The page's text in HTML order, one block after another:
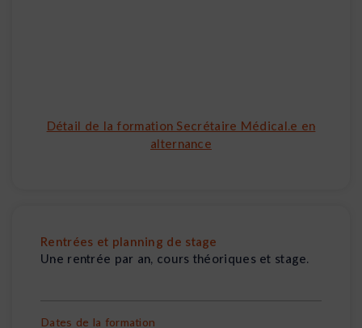
Détail de la formation Secrétaire Médical.e en
alternance
Rentrées et planning de stage
Une rentrée par an, cours théoriques et stage.
Dates de la formation